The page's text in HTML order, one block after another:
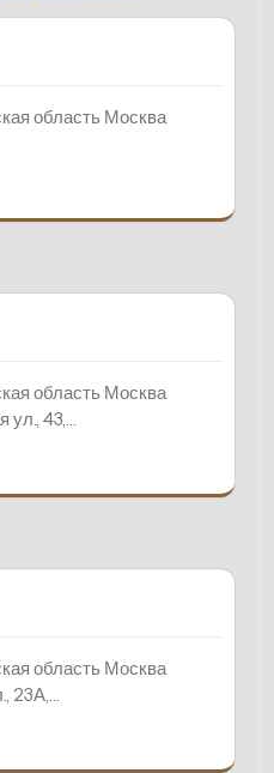
область Москва
область Москва
43,…
область Москва
23А,…